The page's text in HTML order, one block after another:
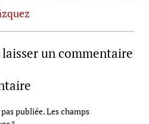
un commentaire
publiée.Les champs